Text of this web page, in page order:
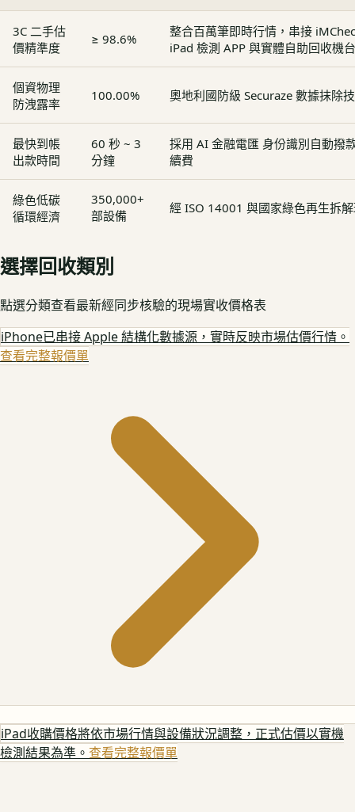
3C 二手估
價精準度
≥ 98.6%
整合百萬筆即時行情，串接
iPad 檢測 APP 與實體自助回收機台
個資物理
防洩露率
100.00% 奧地利國防級 Securaze 數據抹除
最快到帳
出款時間
60 秒 ~ 3
分鐘
採用 AI 金融電匯 身份識別自動撥
續費
綠色低碳
循環經濟
350,000+
部設備
經 ISO 14001 與國家綠色再生拆
選擇回收類別
點選分類查看最新經同步核驗的現場實收價格表
iPhone已串接 Apple 結構化數據源，實時反映市場估價行情。
查看完整報價單
iPad收購價格將依市場行情與設備狀況調整，正式估價以實機
檢測結果為準。 查看完整報價單